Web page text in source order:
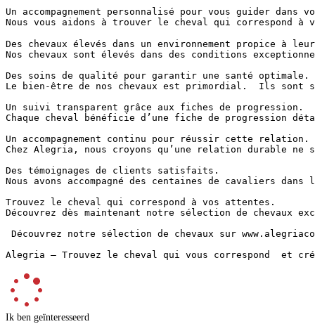
Un accompagnement personnalisé pour vous guider dans
Nous vous aidons à trouver le cheval qui correspond
Des chevaux élevés dans un environnement propice à
Nos chevaux sont élevés dans des conditions
Des soins de qualité pour garantir une santé optimale.
Le bien-être de nos chevaux est primordial.  Ils sont
Un suivi transparent grâce aux fiches de progression.
Chaque cheval bénéficie d’une fiche de progression
Un accompagnement continu pour réussir cette relation.
Chez Alegria, nous croyons qu’une relation durable
Des témoignages de clients satisfaits.
Nous avons accompagné des centaines de cavaliers
Trouvez le cheval qui correspond à vos attentes.
Découvrez dès maintenant notre sélection de
Découvrez notre sélection de chevaux sur
Alegria – Trouvez le cheval qui vous correspond  et
Ik ben geïnteresseerd